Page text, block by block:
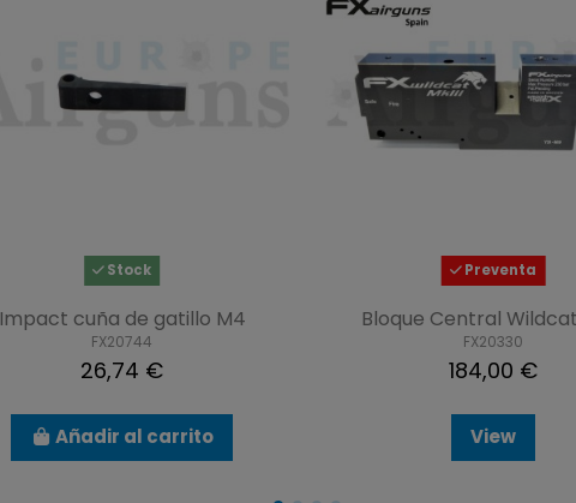
Stock
Impact cuña de gatillo M4
FX20744
26,74 €
Añadir al carrito
Preventa
Bloque Central
FX20330
184,00 €
View